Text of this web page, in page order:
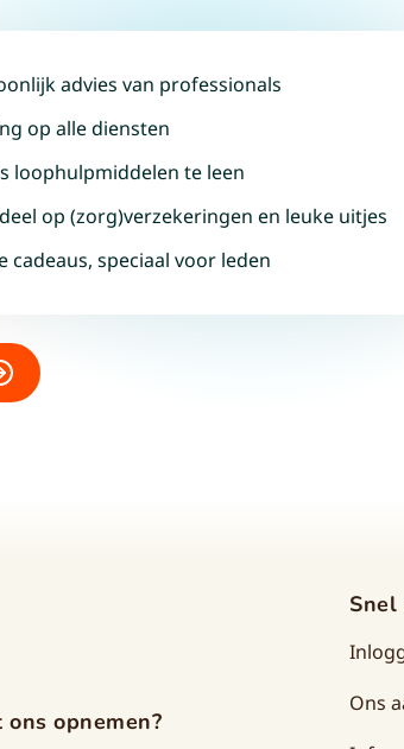
advies van professionals
op alle diensten
loophulpmiddelen te leen
op (zorg)verzekeringen en leuke uitjes
cadeaus, speciaal voor leden
opnemen?
Snel
Ons